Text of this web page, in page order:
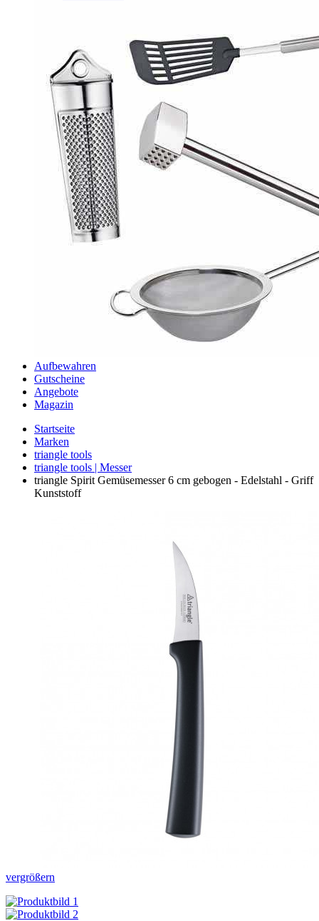
Aufbewahren
Gutscheine
Angebote
Magazin
Startseite
Marken
triangle tools
triangle tools | Messer
triangle Spirit Gemüsemesser 6 cm gebogen - Edelstahl - Griff
Kunststoff
vergrößern